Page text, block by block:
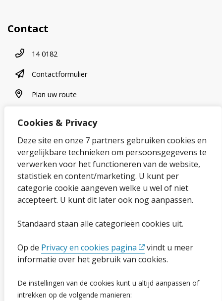
Cookies & Privacy
Deze site en onze 7 partners gebruiken cookies en
vergelijkbare technieken om persoonsgegevens te
verwerken voor het functioneren van de website,
statistiek en content/marketing. U kunt per
categorie cookie aangeven welke u wel of niet
accepteert. U kunt dit later ook nog aanpassen.
Standaard staan alle categorieën cookies uit.
Op de Privacy en cookies pagina
vindt u meer
informatie over het gebruik van cookies.
De instellingen van de cookies kunt u altijd aanpassen of
intrekken op de volgende manieren:
Contact
Telefoonnummer
14 0182
contactformulier
Contactformulier
plan uw route
Plan uw route
Over onze website
Sitemap
Privacybeleid en cookies
Cookies wijzigen
Ga naar de pagina
Proclaimer en copyright